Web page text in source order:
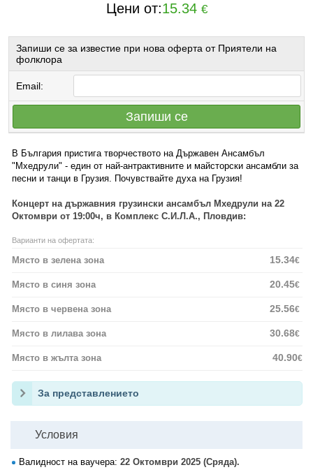
Цени от:15.34 €
Запиши се за известие при нова оферта от Приятели на
фолклора
Email:
Запиши се
В България пристига творчеството на Държавен Ансамбъл
"Мхедрули" - един от най-антрактивните и майсторски ансамбли за
песни и танци в Грузия. Почувствайте духа на Грузия!
Концерт на държавния грузински ансамбъл Мхедрули на 22
Октомври от 19:00ч, в Комплекс С.И.Л.А., Пловдив:
Варианти на офертата:
Място в зелена зона 15.34€
Място в синя зона 20.45€
Място в червена зона 25.56€
Място в лилава зона 30.68€
Място в жълта зона 40.90€
За представлението
Условия
Валидност на ваучера: 22 Октомври 2025 (Сряда).